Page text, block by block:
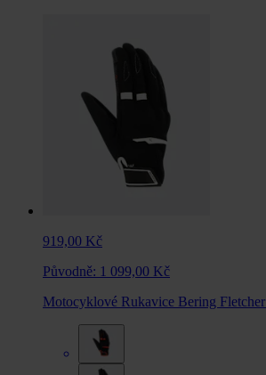
919,00 Kč
Původně: 1 099,00 Kč
Motocyklové Rukavice Bering